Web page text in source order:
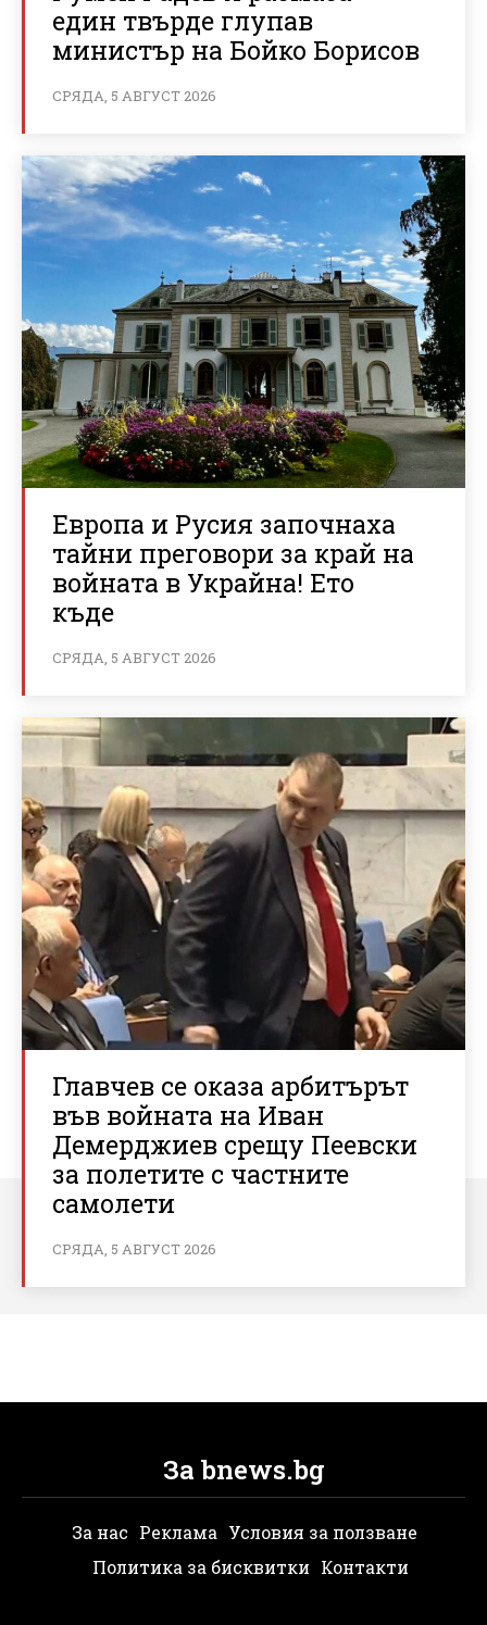
един твърде глупав
министър на Бойко Борисов
СРЯДА, 5 АВГУСТ 2026
Европа и Русия започнаха
тайни преговори за край на
войната в Украйна! Ето
къде
СРЯДА, 5 АВГУСТ 2026
Главчев се оказа арбитърът
във войната на Иван
Демерджиев срещу Пеевски
за полетите с частните
самолети
СРЯДА, 5 АВГУСТ 2026
За bnews.bg
За нас Реклама Условия за ползване
Политика за бисквитки Контакти